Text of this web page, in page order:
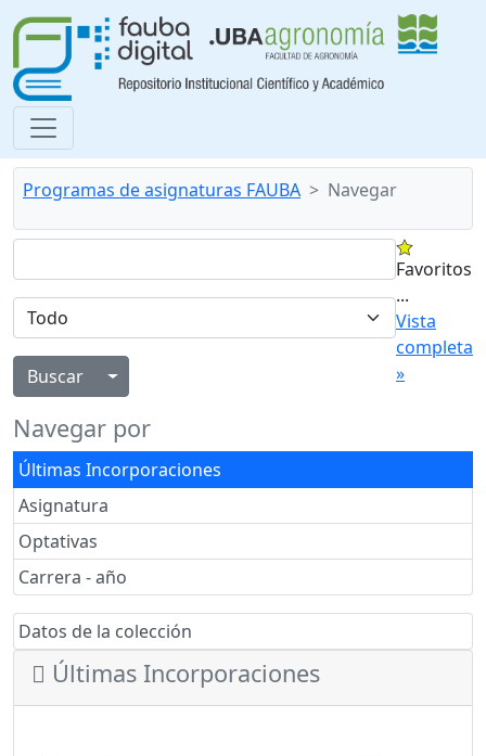
Programas de asignaturas FAUBA Navegar
Alternar menú desplegable
Favoritos
...
Vista
completa
»
Navegar por
Últimas Incorporaciones
Asignatura
Optativas
Carrera - año
Datos de la colección
Últimas Incorporaciones